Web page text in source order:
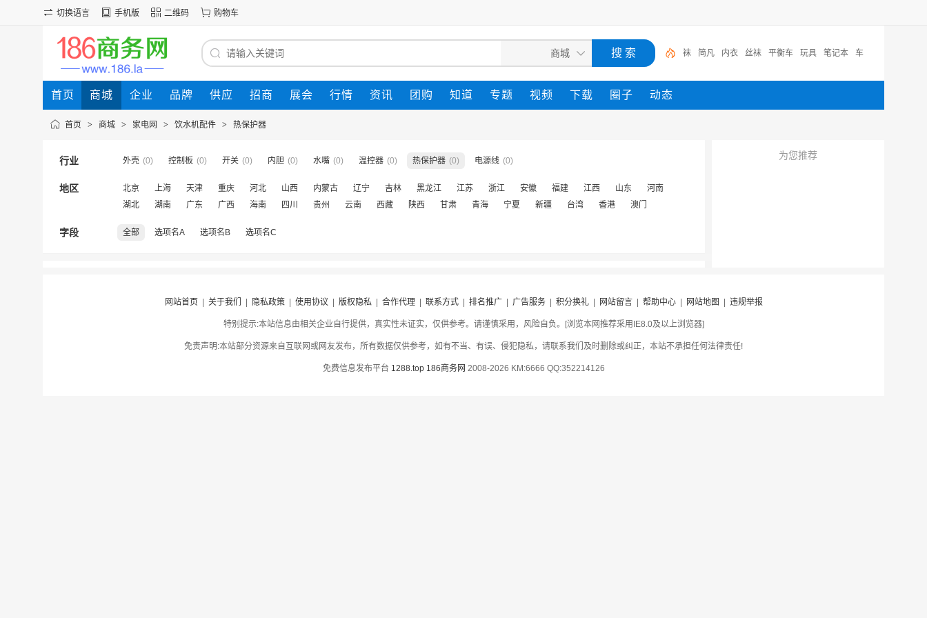
切换语言 手机版 二维码 购物车
袜 简凡 内衣 丝袜 平衡车 玩具 笔记本 车
首页 商城 企业 品牌 供应 招商 展会 行情 资讯 团购 知道 专题 视频 下载 圈子 动态
首页 > 商城 > 家电网 > 饮水机配件 > 热保护器
行业 外壳 (0) 控制板 (0) 开关 (0) 内胆 (0) 水嘴 (0) 温控器 (0) 热保护器 (0) 电源线 (0)
地区 北京 上海 天津 重庆 河北 山西 内蒙古 辽宁 吉林 黑龙江 江苏 浙江 安徽 福建 江西 山东
河南
湖北
湖南 广东 广西 海南 四川 贵州 云南 西藏 陕西 甘肃 青海 宁夏 新疆 台湾 香港 澳门
字段 全部 选项名A 选项名B 选项名C
为您推荐
网站首页 关于我们 隐私政策| 使用协议 版权隐私| 合作代理| 联系方式| 排名推广| 广告服务| 积分换礼| 网站留言| 帮助中心| 网站地图 违规举报
特别提示:本站信息由相关企业自行提供，真实性未证实，仅供参考。请谨慎采用，风险自负。[浏览本网推荐采用IE8.0及以上浏览器]
免责声明:本站部分资源来自互联网或网友发布，所有数据仅供参考，如有不当、有误、侵犯隐私，请联系我们及时删除或纠正，本站不承担任何法律责任!
免费信息发布平台 1288.top 186商务网 2008-2026 KM:6666 QQ:352214126